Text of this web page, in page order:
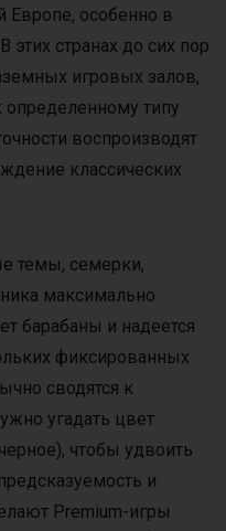
Европе, особенно в
странах до сих пор
игровых залов,
типу
воспроизводят
классических
темы, семерки,
максимально
барабаны и надеется
фиксированных
сводятся к
угадать цвет
чтобы удвоить
и
Premium-игры